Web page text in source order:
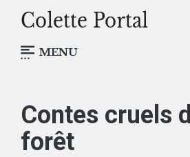
MENU
Contes cruels
forêt